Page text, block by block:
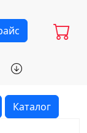
Каталог